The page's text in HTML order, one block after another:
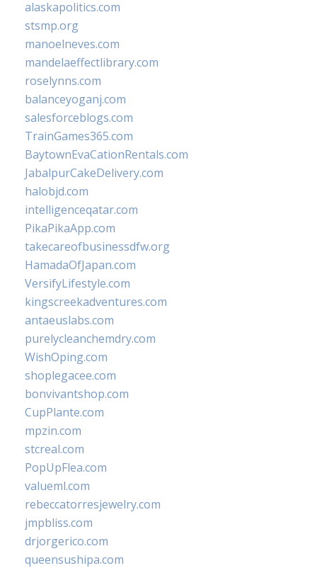
alaskapolitics.com
stsmp.org
manoelneves.com
mandelaeffectlibrary.com
roselynns.com
balanceyoganj.com
salesforceblogs.com
TrainGames365.com
BaytownEvaCationRentals.com
JabalpurCakeDelivery.com
halobjd.com
intelligenceqatar.com
PikaPikaApp.com
takecareofbusinessdfw.org
HamadaOfJapan.com
VersifyLifestyle.com
kingscreekadventures.com
antaeuslabs.com
purelycleanchemdry.com
WishOping.com
shoplegacee.com
bonvivantshop.com
CupPlante.com
mpzin.com
stcreal.com
PopUpFlea.com
valueml.com
rebeccatorresjewelry.com
jmpbliss.com
drjorgerico.com
queensushipa.com